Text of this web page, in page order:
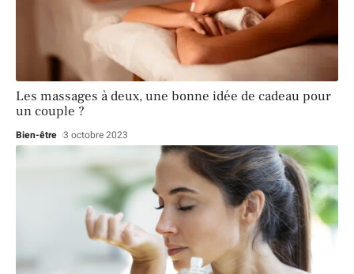
Les massages à deux, une bonne idée de cadeau pour
un couple ?
Bien-être 3 octobre 2023